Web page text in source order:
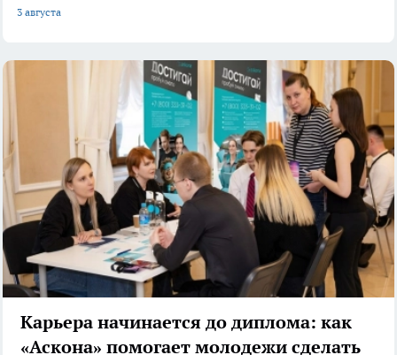
3 августа
Карьера начинается до диплома: как
«Аскона» помогает молодежи сделать